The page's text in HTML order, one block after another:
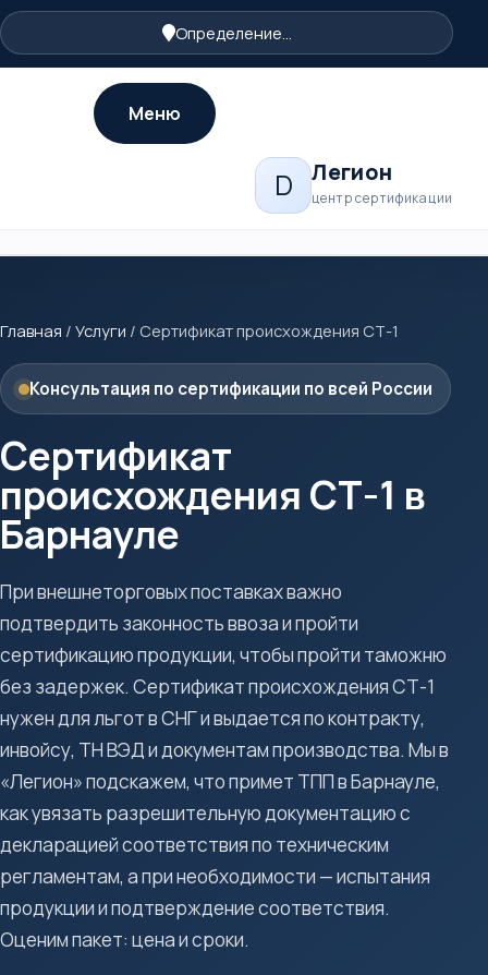
Определение...
D Легион
центр сертификации
Меню
Главная / Услуги / Сертификат происхождения СТ-1
Консультация по сертификации по всей России
Сертификат
происхождения СТ-1 в
Барнауле
При внешнеторговых поставках важно
подтвердить законность ввоза и пройти
сертификацию продукции, чтобы пройти таможню
без задержек. Сертификат происхождения СТ-1
нужен для льгот в СНГ и выдается по контракту,
инвойсу, ТН ВЭД и документам производства. Мы в
«Легион» подскажем, что примет ТПП в Барнауле,
как увязать разрешительную документацию с
декларацией соответствия по техническим
регламентам, а при необходимости — испытания
продукции и подтверждение соответствия.
Оценим пакет: цена и сроки.